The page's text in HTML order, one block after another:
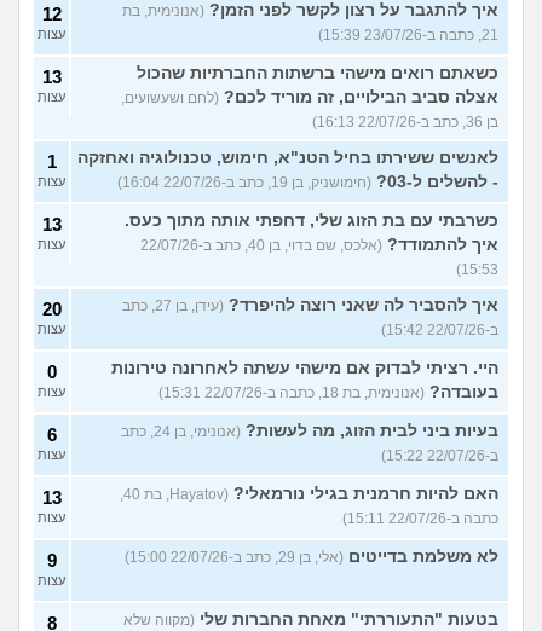
איך להתגבר על רצון לקשר לפני הזמן? (אנונימית, בת
21, כתבה ב-23/07/26 15:39)
12
עצות
כשאתם רואים מישהי ברשתות החברתיות שהכול
אצלה סביב הבילויים, זה מוריד לכם? (לחם ושעשועים,
בן 36, כתב ב-22/07/26 16:13)
13
עצות
לאנשים ששירתו בחיל הטנ"א, חימוש, טכנולוגיה ואחזקה
- להשלים ל-03?
(חימושניק, בן 19, כתב ב-22/07/26 16:04)
1
עצות
כשרבתי עם בת הזוג שלי, דחפתי אותה מתוך כעס.
איך להתמודד?
(אלכס, שם בדוי, בן 40, כתב ב-22/07/26
15:53)
13
עצות
איך להסביר לה שאני רוצה להיפרד?
(עידן, בן 27, כתב
ב-22/07/26 15:42)
20
עצות
היי. רציתי לבדוק אם מישהי עשתה לאחרונה טירונות
בעובדה? (אנונימית, בת 18, כתבה ב-22/07/26 15:31)
0
עצות
בעיות ביני לבית הזוג, מה לעשות?
(אנונימי, בן 24, כתב
ב-22/07/26 15:22)
6
עצות
האם להיות חרמנית בגילי נורמאלי?
(Hayatov, בת 40,
כתבה ב-22/07/26 15:11)
13
עצות
לא משלמת בדייטים (אלי, בן 29, כתב ב-22/07/26 15:00) 9
עצות
בטעות "התעוררתי" מאחת החברות שלי (מקווה שלא
8